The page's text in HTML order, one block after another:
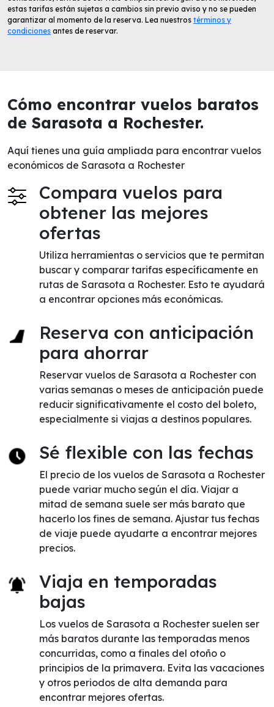
estas tarifas están sujetas a cambios sin previo aviso y no se pueden
garantizar al momento de la reserva. Lea nuestros términos y
condiciones antes de reservar.
Cómo encontrar vuelos baratos
de Sarasota a Rochester.
Aquí tienes una guía ampliada para encontrar vuelos
económicos de Sarasota a Rochester
Compara vuelos para
obtener las mejores
ofertas
Utiliza herramientas o servicios que te permitan
buscar y comparar tarifas específicamente en
rutas de Sarasota a Rochester. Esto te ayudará
a encontrar opciones más económicas.
Reserva con anticipación
para ahorrar
Reservar vuelos de Sarasota a Rochester con
varias semanas o meses de anticipación puede
reducir significativamente el costo del boleto,
especialmente si viajas a destinos populares.
Sé flexible con las fechas
El precio de los vuelos de Sarasota a Rochester
puede variar mucho según el día. Viajar a
mitad de semana suele ser más barato que
hacerlo los fines de semana. Ajustar tus fechas
de viaje puede ayudarte a encontrar mejores
precios.
Viaja en temporadas
bajas
Los vuelos de Sarasota a Rochester suelen ser
más baratos durante las temporadas menos
concurridas, como a finales del otoño o
principios de la primavera. Evita las vacaciones
y otros periodos de alta demanda para
encontrar mejores ofertas.